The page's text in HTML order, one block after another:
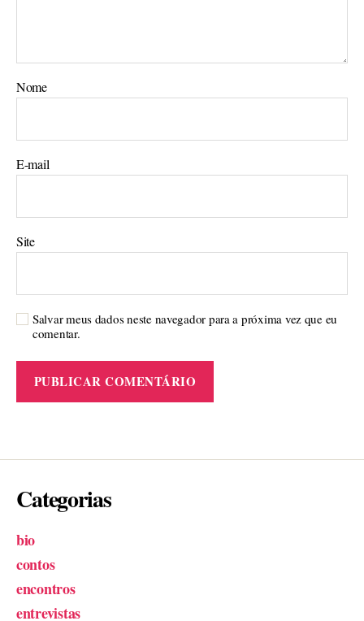
Nome
E-mail
Site
Salvar meus dados neste navegador para a próxima vez que eu
comentar.
Categorias
bio
contos
encontros
entrevistas